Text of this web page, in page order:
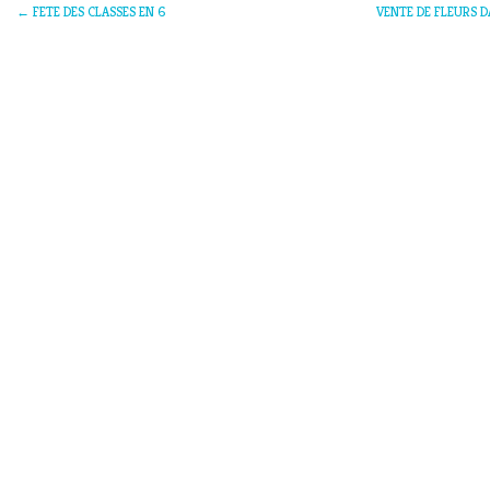
← FETE DES CLASSES EN 6 VENTE DE FLEURS